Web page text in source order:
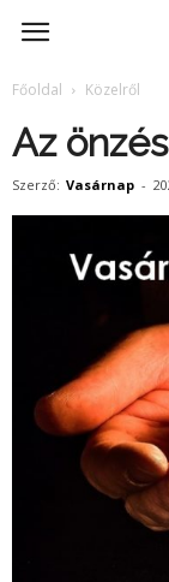
RomKat.ro
Főoldal Közelről
Az
Szerző: Vasárnap -